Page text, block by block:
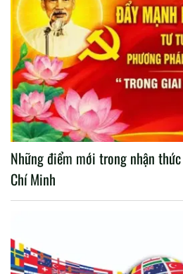
Những điểm mới trong nhận
Chí Minh